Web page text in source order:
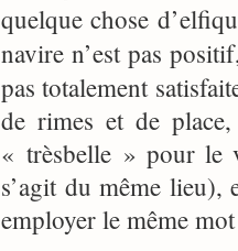
quelque chose
navire n’est pas
pas totalement
de rimes et de
« trèsbelle » pour le
s’agit du même
employer le même